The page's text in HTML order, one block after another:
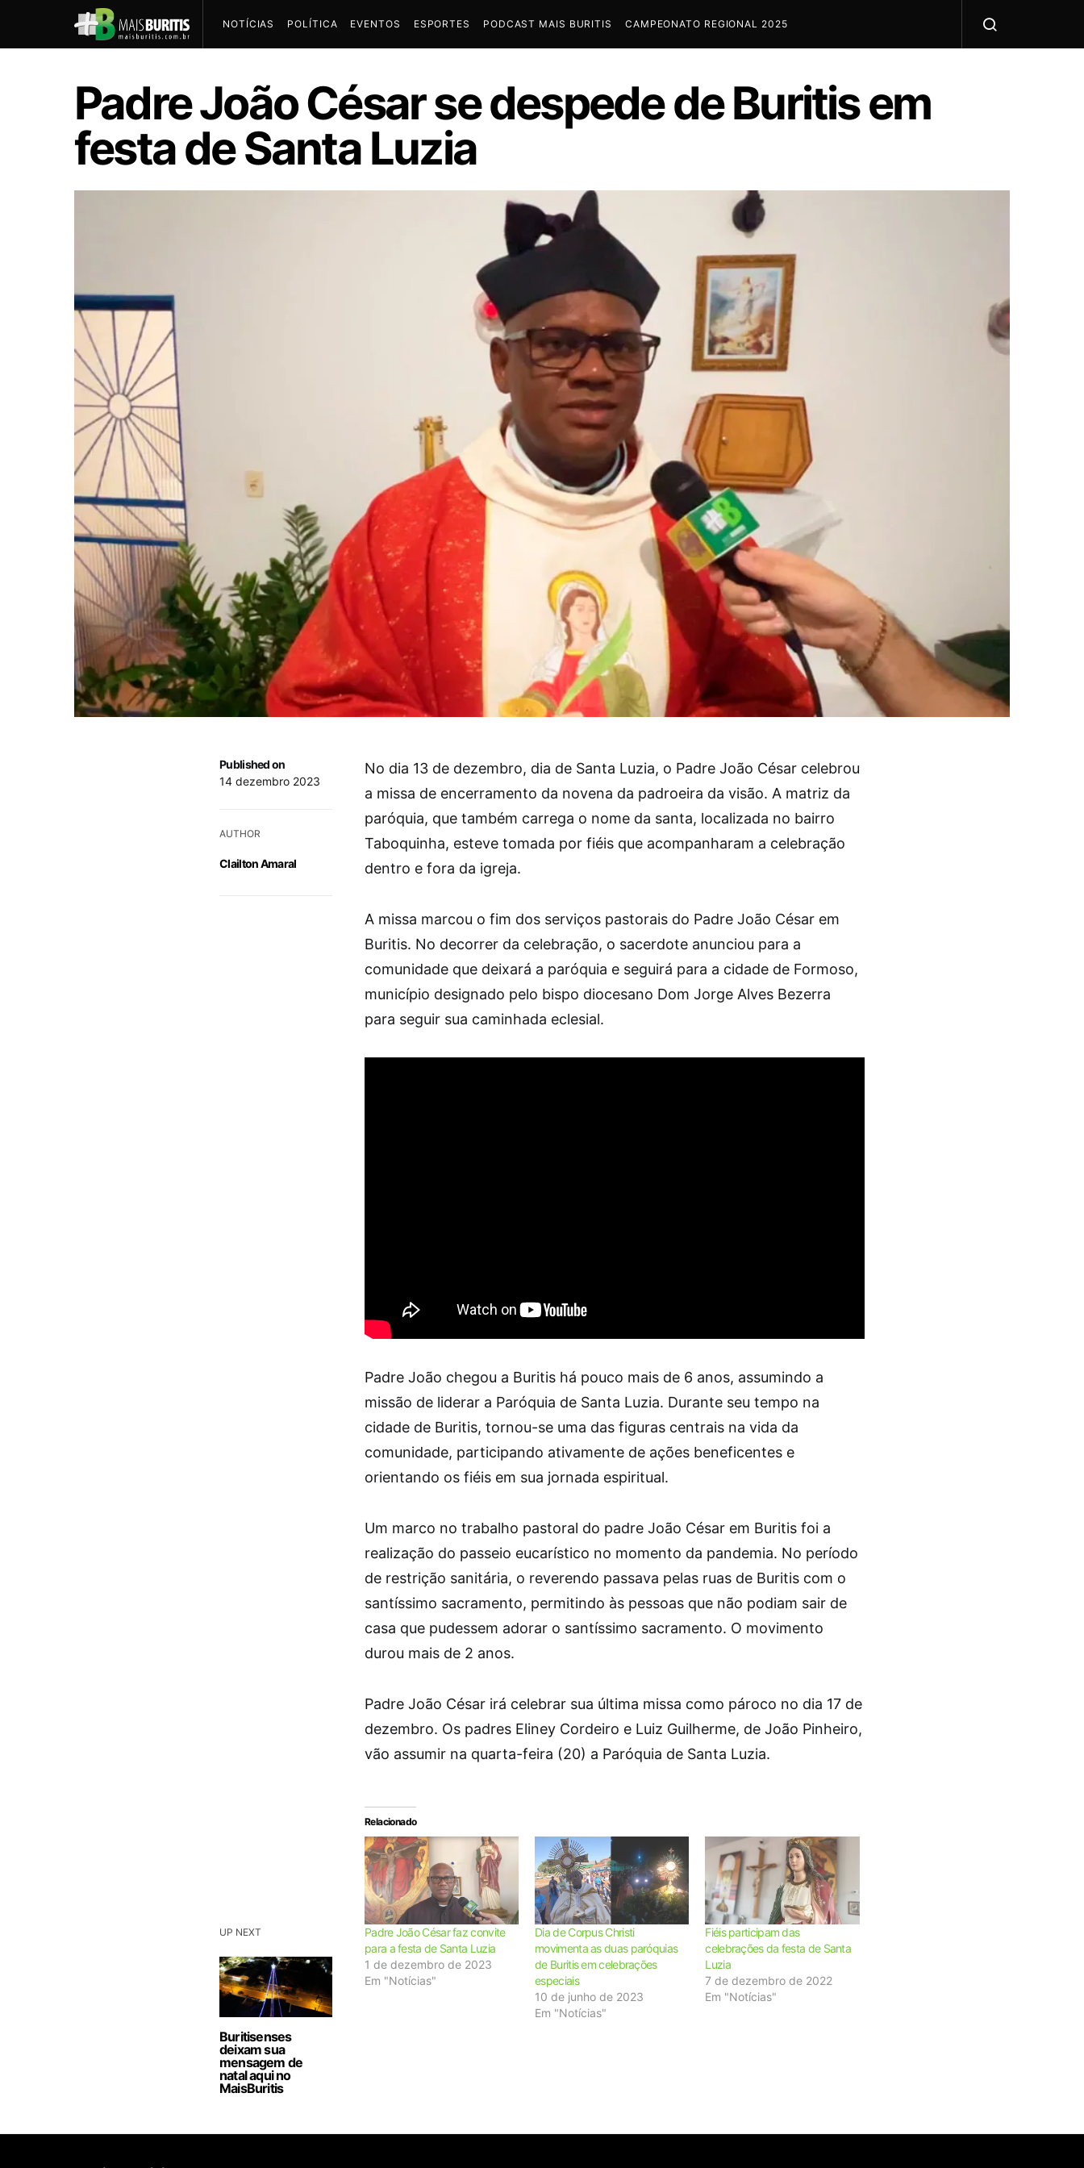
NOTÍCIAS POLÍTICA EVENTOS ESPORTES PODCAST MAIS BURITIS CAMPEONATO REGIONAL 2025
Padre João César se despede de Buritis em
festa de Santa Luzia
UP NEXT
Buritisenses
deixam sua
mensagem de
natal aqui no
MaisBuritis
Published on
14 dezembro 2023
AUTHOR
Clailton Amaral
No dia 13 de dezembro, dia de Santa Luzia, o Padre João César celebrou
a missa de encerramento da novena da padroeira da visão. A matriz da
paróquia, que também carrega o nome da santa, localizada no bairro
Taboquinha, esteve tomada por fiéis que acompanharam a celebração
dentro e fora da igreja.
A missa marcou o fim dos serviços pastorais do Padre João César em
Buritis. No decorrer da celebração, o sacerdote anunciou para a
comunidade que deixará a paróquia e seguirá para a cidade de Formoso,
município designado pelo bispo diocesano Dom Jorge Alves Bezerra
para seguir sua caminhada eclesial.
Padre João chegou a Buritis há pouco mais de 6 anos, assumindo a
missão de liderar a Paróquia de Santa Luzia. Durante seu tempo na
cidade de Buritis, tornou-se uma das figuras centrais na vida da
comunidade, participando ativamente de ações beneficentes e
orientando os fiéis em sua jornada espiritual.
Um marco no trabalho pastoral do padre João César em Buritis foi a
realização do passeio eucarístico no momento da pandemia. No período
de restrição sanitária, o reverendo passava pelas ruas de Buritis com o
santíssimo sacramento, permitindo às pessoas que não podiam sair de
casa que pudessem adorar o santíssimo sacramento. O movimento
durou mais de 2 anos.
Padre João César irá celebrar sua última missa como pároco no dia 17 de
dezembro. Os padres Eliney Cordeiro e Luiz Guilherme, de João Pinheiro,
vão assumir na quarta-feira (20) a Paróquia de Santa Luzia.
Relacionado
Padre João César faz convite
para a festa de Santa Luzia
1 de dezembro de 2023
Em "Notícias"
Dia de Corpus Christi
movimenta as duas paróquias
de Buritis em celebrações
especiais
10 de junho de 2023
Em "Notícias"
Fiéis participam das
celebrações da festa de Santa
Luzia
7 de dezembro de 2022
Em "Notícias"